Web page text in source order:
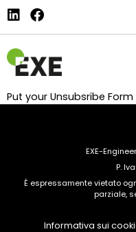
Put your Unsubsribe Form
EXE-
P.
È espressamente vietato
parziale,
Informativa sui